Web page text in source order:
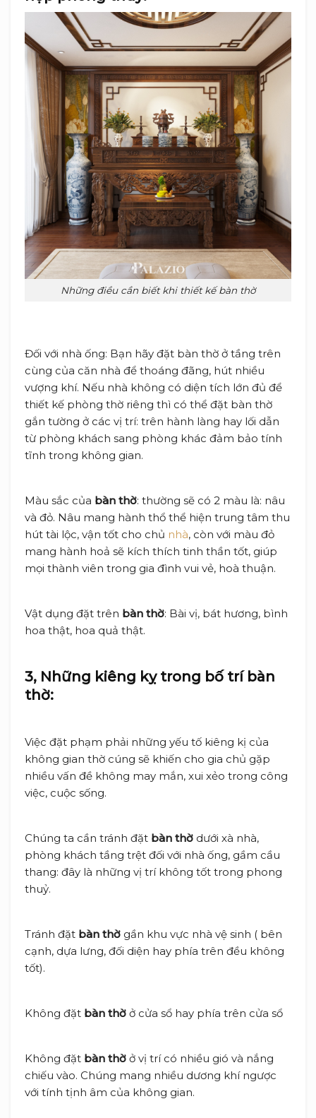
Những điều cần biết khi thiết kế bàn thờ
Đối với nhà ống: Bạn hãy đặt bàn thờ ở tầng trên
cùng của căn nhà để thoáng đãng, hút nhiều
vượng khí. Nếu nhà không có diện tích lớn đủ để
thiết kế phòng thờ riêng thì có thể đặt bàn thờ
gắn tường ở các vị trí: trên hành làng hay lối dẫn
từ phòng khách sang phòng khác đảm bảo tính
tĩnh trong không gian.
Màu sắc của bàn thờ: thường sẽ có 2 màu là: nâu
và đỏ. Nâu mang hành thổ thể hiện trung tâm thu
hút tài lộc, vận tốt cho chủ nhà, còn với màu đỏ
mang hành hoả sẽ kích thích tinh thần tốt, giúp
mọi thành viên trong gia đình vui vẻ, hoà thuận.
Vật dụng đặt trên bàn thờ: Bài vị, bát hương, bình
hoa thật, hoa quả thật.
3, Những kiêng kỵ trong bố trí bàn
thờ:
Việc đặt phạm phải những yếu tố kiêng kị của
không gian thờ cúng sẽ khiến cho gia chủ gặp
nhiều vấn đề không may mắn, xui xẻo trong công
việc, cuộc sống.
Chúng ta cần tránh đặt bàn thờ dưới xà nhà,
phòng khách tầng trệt đối với nhà ống, gầm cầu
thang: đây là những vị trí không tốt trong phong
thuỷ.
Tránh đặt bàn thờ gần khu vực nhà vệ sinh ( bên
cạnh, dựa lưng, đối diện hay phía trên đều không
tốt).
Không đặt bàn thờ ở cửa sổ hay phía trên cửa sổ
Không đặt bàn thờ ở vị trí có nhiều gió và nắng
chiếu vào. Chúng mang nhiều dương khí ngược
với tính tịnh âm của không gian.